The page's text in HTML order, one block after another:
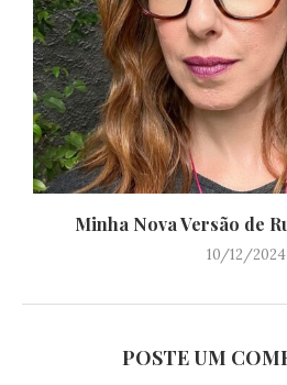
Minha Nova Versão de
10/12/2024
POSTE UM